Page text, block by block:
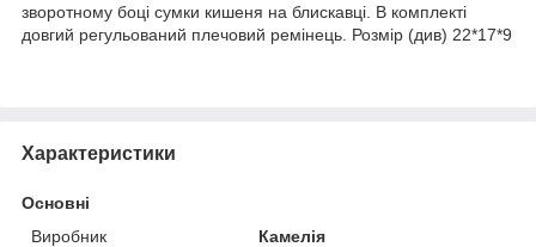
зворотному боці сумки кишеня на блискавці. В комплекті
довгий регульований плечовий ремінець. Розмір (див) 22*17*9
Характеристики
Основні
Виробник
Камелія